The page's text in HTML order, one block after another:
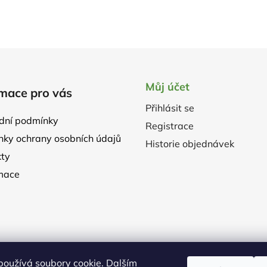
soubory cookie. Dalším
pro vás
podmínky
ochrany osobních údajů
Můj účet
Přihlásit se
Registrace
Historie objednávek